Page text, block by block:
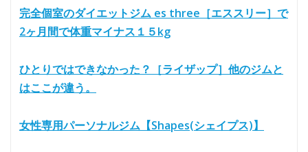
完全個室のダイエットジム es three［エススリー］で
2ヶ月間で体重マイナス１５kg
ひとりではできなかった？［ライザップ］他のジムと
はここが違う。
女性専用パーソナルジム【Shapes(シェイプス)】